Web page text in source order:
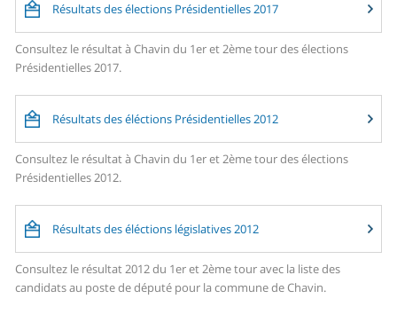
Résultats des élections Présidentielles 2017
Consultez le résultat à Chavin du 1er et 2ème tour des élections
Présidentielles 2017.
Résultats des éléctions Présidentielles 2012
Consultez le résultat à Chavin du 1er et 2ème tour des élections
Présidentielles 2012.
Résultats des éléctions législatives 2012
Consultez le résultat 2012 du 1er et 2ème tour avec la liste des
candidats au poste de député pour la commune de Chavin.